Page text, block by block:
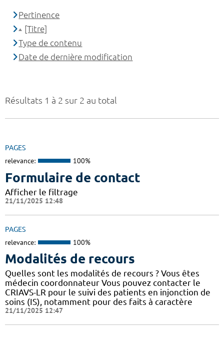
Résultats 1 à 2 sur 2 au total
PAGES
relevance: 100%
Formulaire de contact
Afficher le filtrage
21/11/2025 12:48
PAGES
relevance: 100%
Modalités de recours
Quelles sont les modalités de recours ? Vous êtes
médecin coordonnateur Vous pouvez contacter le
CRIAVS-LR pour le suivi des patients en injonction de
soins (IS), notamment pour des faits à caractère
21/11/2025 12:47
Pertinence
[Titre]
Type de contenu
Date de dernière modification